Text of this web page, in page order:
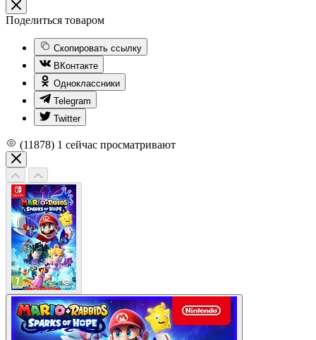
Поделиться товаром
Скопировать ссылку
ВКонтакте
Одноклассники
Telegram
Twitter
(11878) 1 сейчас просматривают